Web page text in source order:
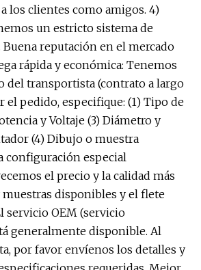
los clientes como amigos. 4)
un estricto sistema de
reputación en el mercado
rápida y económica: Tenemos
del transportista (contrato a largo
el pedido, especifique: (1) Tipo de
y Voltaje (3) Diámetro y
(4) Dibujo o muestra
configuración especial
el precio y la calidad más
disponibles y el flete
servicio OEM (servicio
generalmente disponible. Al
por favor envíenos los detalles y